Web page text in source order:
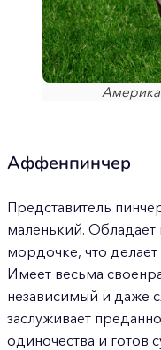
Аффенпинчер
Представитель
маленький. Обладает
мордочке, что
Имеет весьма
независимый и даже
заслуживает
одиночества и готов